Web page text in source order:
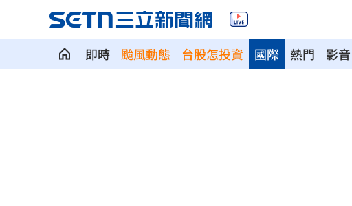
即時 颱風動態 台股怎投資 熱門 影音
國際